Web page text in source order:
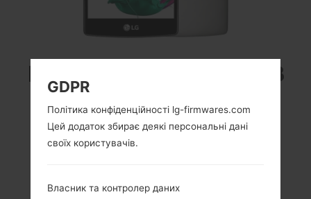
LG H735P (LGH735P) З
СЕРІЇ LG G4 BEAT
GDPR
Політика конфіденційності lg-firmwares.com
Цей додаток збирає деякі персональні дані
своїх користувачів.
Власник та контролер даних